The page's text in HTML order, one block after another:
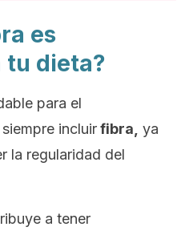
es
tu dieta?
para el
incluirfibra, ya
la regularidad del
a tener